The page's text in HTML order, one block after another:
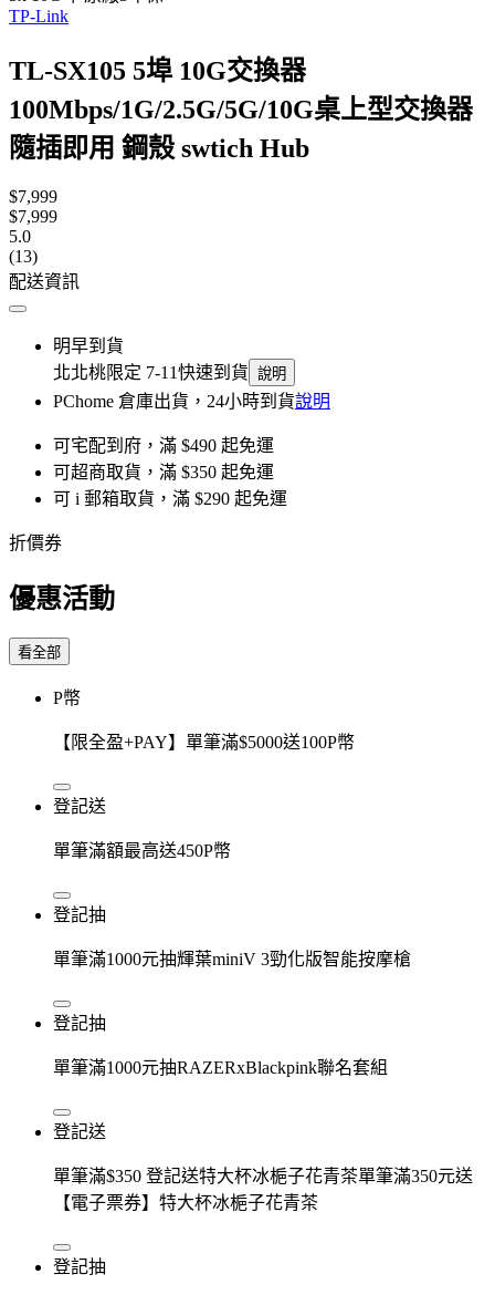
TP-Link
TL-SX105 5埠 10G交換器
100Mbps/1G/2.5G/5G/10G桌上型交換器
隨插即用 鋼殼 swtich Hub
$7,999
$7,999
5.0
(13)
配送資訊
明早到貨
北北桃限定 7-11快速到貨 說明
PChome 倉庫出貨，24小時到貨說明
可宅配到府，滿 $490 起免運
可超商取貨，滿 $350 起免運
可 i 郵箱取貨，滿 $290 起免運
折價券
優惠活動
看全部
P幣
【限全盈+PAY】單筆滿$5000送100P幣
登記送
單筆滿額最高送450P幣
登記抽
單筆滿1000元抽輝葉miniV 3勁化版智能按摩槍
登記抽
單筆滿1000元抽RAZERxBlackpink聯名套組
登記送
單筆滿$350 登記送特大杯冰梔子花青茶單筆滿350元送
【電子票券】特大杯冰梔子花青茶
登記抽